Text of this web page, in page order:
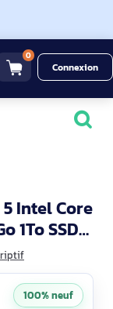
0
Connexion
5 Intel Core
1To SSD
21XE001YFR
100% neuf